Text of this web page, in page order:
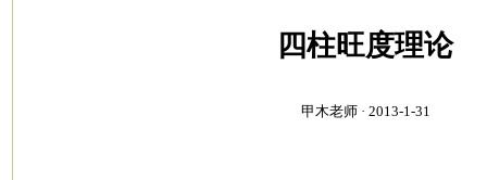
四柱旺度理论
甲木老师 · 2013-1-31